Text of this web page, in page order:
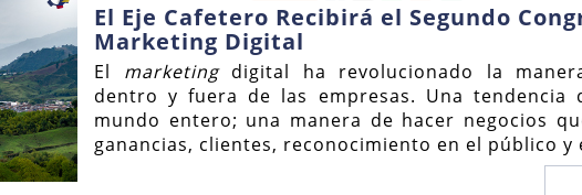
El Eje Cafetero Recibirá el Segundo
Marketing Digital
El marketingdigital ha revolucionado la
dentro y fuera de las empresas. Una tendencia
mundo entero; una manera de hacer negocios
ganancias, clientes, reconocimiento en el público y